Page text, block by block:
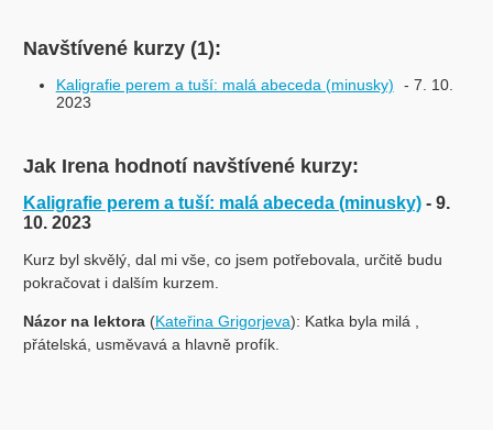
Navštívené kurzy (1):
Kaligrafie perem a tuší: malá abeceda (minusky)
- 7. 10.
2023
Jak Irena hodnotí navštívené kurzy:
Kaligrafie perem a tuší: malá abeceda (minusky) - 9.
10. 2023
Kurz byl skvělý, dal mi vše, co jsem potřebovala, určitě budu
pokračovat i dalším kurzem.
Názor na lektora(Kateřina Grigorjeva): Katka byla milá ,
přátelská, usměvavá a hlavně profík.